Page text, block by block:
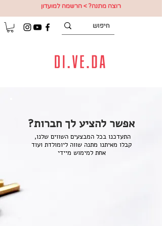
רוצה מתנה? > הרשמה למועדון
אפשר להציע לך חברות?
התעדכנו בכל המבצעים השווים שלנו,
קבלו מאיתנו מתנה שווה ליומולדת ועוד
אחת למימוש מיידי